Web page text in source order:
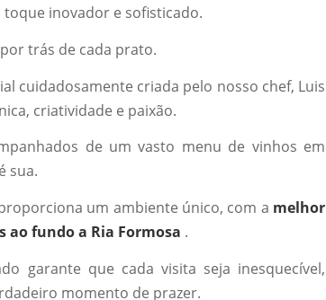
inovador e sofisticado.
trás de cada prato.
cuidadosamente criada pelo nosso chef, Luis
criatividade e paixão.
de um vasto menu de vinhos em
sua.
um ambiente único, com a melhor
ao fundo a Ria Formosa .
garante que cada visita seja inesquecível,
momento de prazer.